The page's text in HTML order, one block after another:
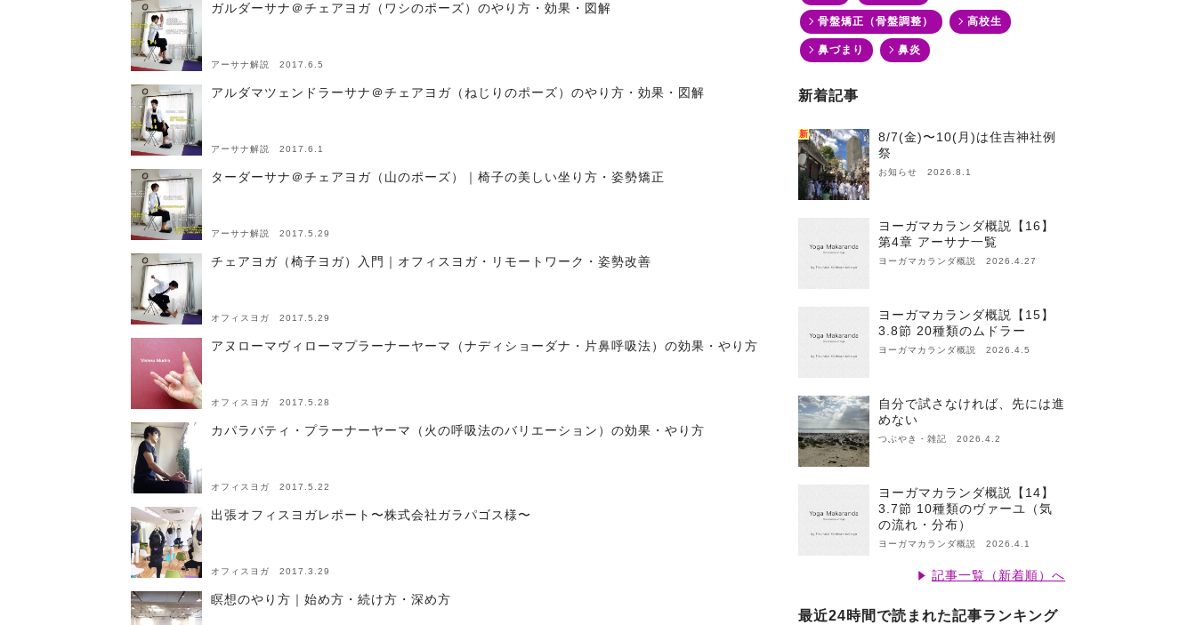
ガルダーサナ＠チェアヨガ（ワシのポーズ）のやり方・効果・図解
アーサナ解説 2017.6.5
アルダマツェンドラーサナ＠チェアヨガ（ねじりのポーズ）のやり方・効果・図解
アーサナ解説 2017.6.1
ターダーサナ＠チェアヨガ（山のポーズ）｜椅子の美しい坐り方・姿勢矯正
アーサナ解説 2017.5.29
チェアヨガ（椅子ヨガ）入門｜オフィスヨガ・リモートワーク・姿勢改善
オフィスヨガ 2017.5.29
アヌローマヴィローマプラーナーヤーマ（ナディショーダナ・片鼻呼吸法）の効果・やり方
オフィスヨガ 2017.5.28
カパラバティ・プラーナーヤーマ（火の呼吸法のバリエーション）の効果・やり方
オフィスヨガ 2017.5.22
出張オフィスヨガレポート〜株式会社ガラパゴス様〜
オフィスヨガ 2017.3.29
瞑想のやり方｜始め方・続け方・深め方
骨盤矯正（骨盤調整） 高校生
鼻づまり 鼻炎
新着記事
新
8/7(金)〜10(月)は住吉神社例
祭
お知らせ 2026.8.1
ヨーガマカランダ概説【16】
第4章 アーサナ一覧
ヨーガマカランダ概説 2026.4.27
ヨーガマカランダ概説【15】
3.8節 20種類のムドラー
ヨーガマカランダ概説 2026.4.5
自分で試さなければ、先には進
めない
つぶやき・雑記 2026.4.2
ヨーガマカランダ概説【14】
3.7節 10種類のヴァーユ（気
の流れ・分布）
ヨーガマカランダ概説 2026.4.1
記事一覧（新着順）へ
最近24時間で読まれた記事ランキング